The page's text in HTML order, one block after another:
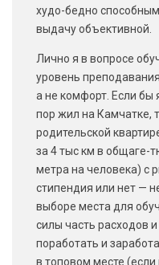
худо-бедно
выдачу объективной.
Лично я в вопросе
уровень
а не комфорт. Если бы
пор жил на Камчатке,
родительской
за 4 тыс км в общаге-
метра на человека) с
стипендия или нет —
выборе места для
силы часть расходов
поработать и
в топовом месте